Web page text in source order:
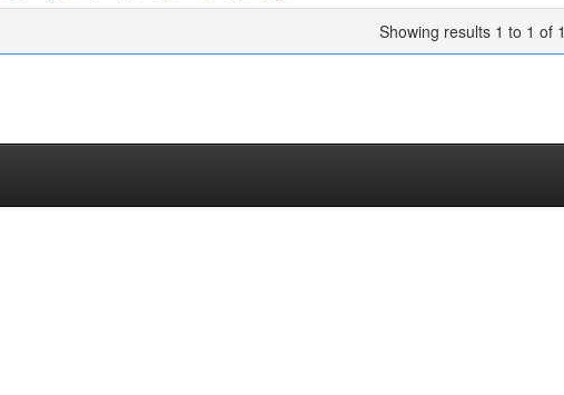
Showing results 1 to 1 of 1